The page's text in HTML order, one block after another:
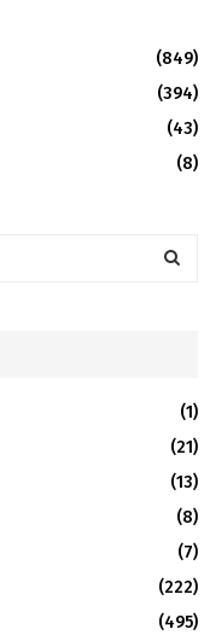
(849)
(394)
(43)
(8)
R
(1)
(21)
(13)
(8)
(7)
(222)
(495)